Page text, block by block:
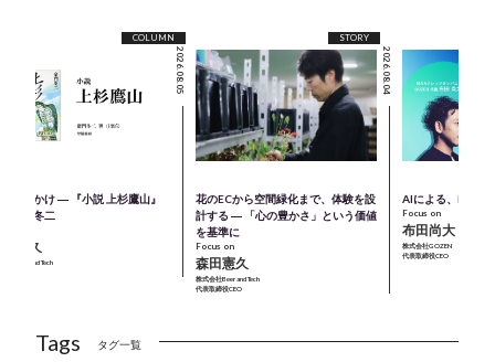
COLUMN
2026.08.05
きっかけ ― 『小説 上杉鷹山』
童門冬二
田憲久
会社Beer and Tech
STORY
2026.08.04
花のECから空間緑化まで、体験を設
計する ― 「心の豊かさ」という価値
を基準に
Focus on
森田憲久
株式会社Beer and Tech
代表取締役CEO
AIによる、M＆A
Focus on
布田尚大
株式会社GOZEN
代表取締役CEO
Tags タグ一覧